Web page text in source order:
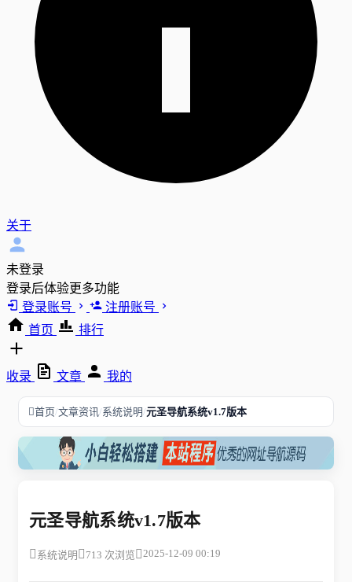
关于
未登录
登录后体验更多功能
登录账号
注册账号
首页
排行
收录 文章 我的
首页/文章资讯/系统说明/元圣导航系统v1.7版本
元圣导航系统v1.7版本
系统说明 713 次浏览 2025-12-09 00:19